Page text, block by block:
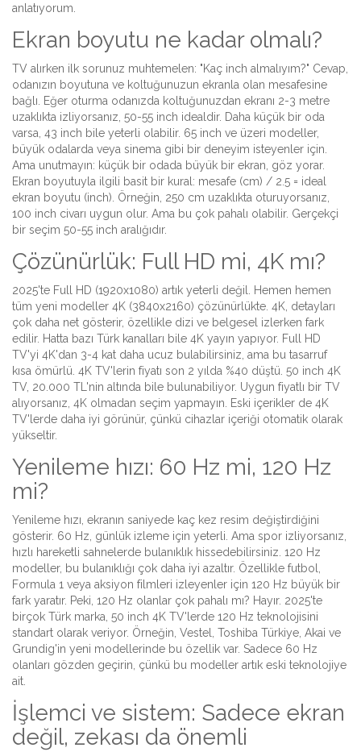
anlatıyorum.
Ekran boyutu ne kadar olmalı?
TV alırken ilk sorunuz muhtemelen: "Kaç inch almalıyım?" Cevap,
odanızın boyutuna ve koltuğunuzun ekranla olan mesafesine
bağlı. Eğer oturma odanızda koltuğunuzdan ekranı 2-3 metre
uzaklıkta izliyorsanız, 50-55 inch idealdir. Daha küçük bir oda
varsa, 43 inch bile yeterli olabilir. 65 inch ve üzeri modeller,
büyük odalarda veya sinema gibi bir deneyim isteyenler için.
Ama unutmayın: küçük bir odada büyük bir ekran, göz yorar.
Ekran boyutuyla ilgili basit bir kural: mesafe (cm) / 2.5 = ideal
ekran boyutu (inch). Örneğin, 250 cm uzaklıkta oturuyorsanız,
100 inch civarı uygun olur. Ama bu çok pahalı olabilir. Gerçekçi
bir seçim 50-55 inch aralığıdır.
Çözünürlük: Full HD mi, 4K mı?
2025'te Full HD (1920x1080) artık yeterli değil. Hemen hemen
tüm yeni modeller 4K (3840x2160) çözünürlükte. 4K, detayları
çok daha net gösterir, özellikle dizi ve belgesel izlerken fark
edilir. Hatta bazı Türk kanalları bile 4K yayın yapıyor. Full HD
TV'yi 4K'dan 3-4 kat daha ucuz bulabilirsiniz, ama bu tasarruf
kısa ömürlü. 4K TV'lerin fiyatı son 2 yılda %40 düştü. 50 inch 4K
TV, 20.000 TL'nin altında bile bulunabiliyor. Uygun fiyatlı bir TV
alıyorsanız, 4K olmadan seçim yapmayın. Eski içerikler de 4K
TV'lerde daha iyi görünür, çünkü cihazlar içeriği otomatik olarak
yükseltir.
Yenileme hızı: 60 Hz mi, 120 Hz
mi?
Yenileme hızı, ekranın saniyede kaç kez resim değiştirdiğini
gösterir. 60 Hz, günlük izleme için yeterli. Ama spor izliyorsanız,
hızlı hareketli sahnelerde bulanıklık hissedebilirsiniz. 120 Hz
modeller, bu bulanıklığı çok daha iyi azaltır. Özellikle futbol,
Formula 1 veya aksiyon filmleri izleyenler için 120 Hz büyük bir
fark yaratır. Peki, 120 Hz olanlar çok pahalı mı? Hayır. 2025'te
birçok Türk marka, 50 inch 4K TV'lerde 120 Hz teknolojisini
standart olarak veriyor. Örneğin, Vestel, Toshiba Türkiye, Akai ve
Grundig'in yeni modellerinde bu özellik var. Sadece 60 Hz
olanları gözden geçirin, çünkü bu modeller artık eski teknolojiye
ait.
İşlemci ve sistem: Sadece ekran
değil, zekası da önemli